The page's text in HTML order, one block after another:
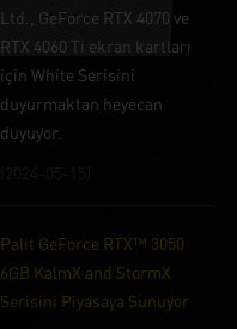
Ltd., GeForce RTX 4070 ve
RTX 4060 Ti ekran kartları
için White Serisini
duyurmaktan heyecan
duyuyor.
Palit GeForce RTX™ 3050
6GB KalmX and StormX
Serisini Piyasaya Sunuyor